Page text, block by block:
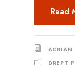
Read
ADRIAN
DREPT